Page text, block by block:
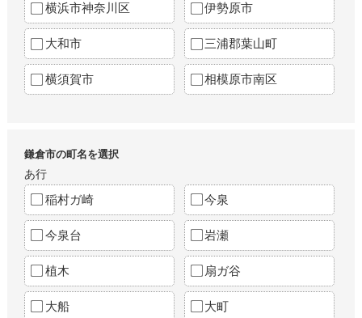
横浜市神奈川区 伊勢原市
大和市 三浦郡葉山町
横須賀市 相模原市南区
鎌倉市の町名を選択
あ行
稲村ガ崎 今泉
今泉台 岩瀬
植木 扇ガ谷
大船 大町